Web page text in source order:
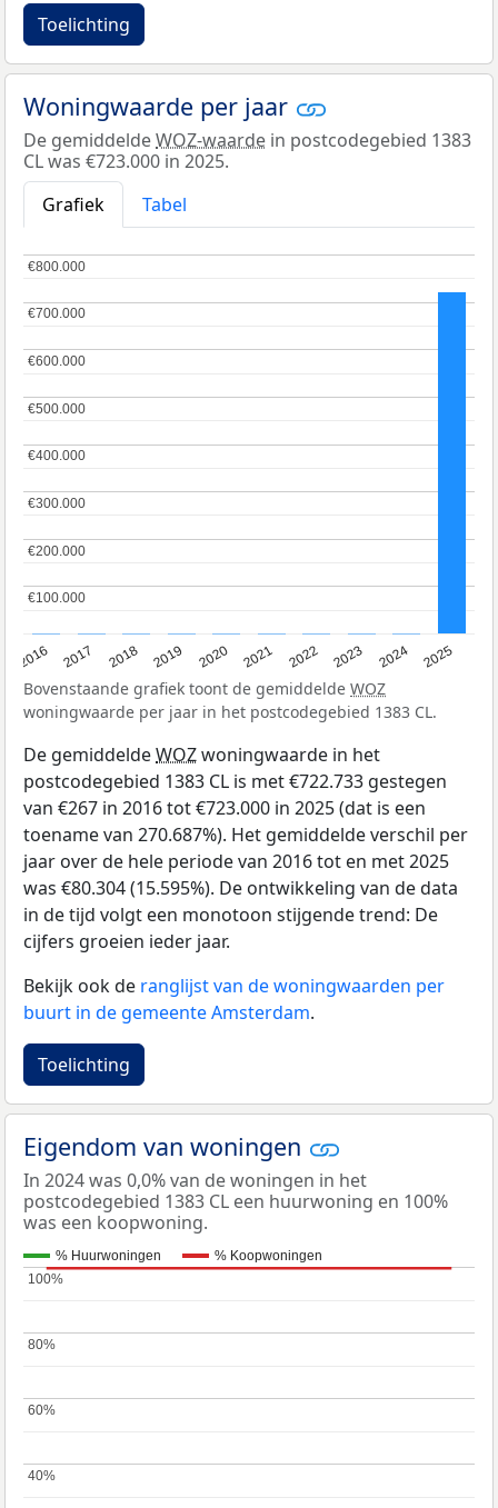
Toelichting
Woningwaarde per jaar
De gemiddeldeWOZ-waarde in postcodegebied 1383
CL was €723.000 in 2025.
Grafiek
Tabel
2016 2017 2018 2019 2020 2021 2022 2023 2024 2025
€100.000
€100.000
€200.000
€200.000
€300.000
€300.000
€400.000
€400.000
€500.000
€500.000
€600.000
€600.000
€700.000
€700.000
€800.000
€800.000
Bovenstaande grafiek toont de gemiddelde WOZ
woningwaarde per jaar in het postcodegebied 1383 CL.
De gemiddeldeWOZwoningwaarde in het
postcodegebied 1383 CL is met €722.733 gestegen
van €267 in 2016 tot €723.000 in 2025 (dat is een
toename van 270.687%). Het gemiddelde verschil per
jaar over de hele periode van 2016 tot en met 2025
was €80.304 (15.595%). De ontwikkeling van de data
in de tijd volgt een monotoon stijgende trend: De
cijfers groeien ieder jaar.
Bekijk ook de ranglijst van de woningwaarden per
buurt in de gemeente Amsterdam.
Toelichting
Eigendom van woningen
In 2024 was 0,0% van de woningen in het
postcodegebied 1383 CL een huurwoning en 100%
was een koopwoning.
% Huurwoningen % Koopwoningen
40%
40%
60%
60%
80%
80%
100%
100%